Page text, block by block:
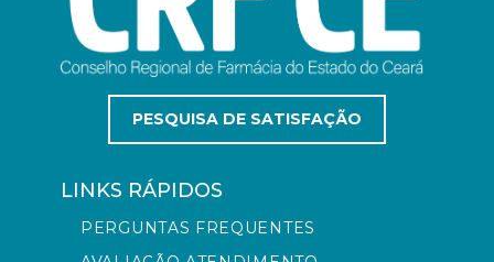
PESQUISA DE SATISFAÇÃO
LINKS RÁPIDOS
PERGUNTAS FREQUENTES